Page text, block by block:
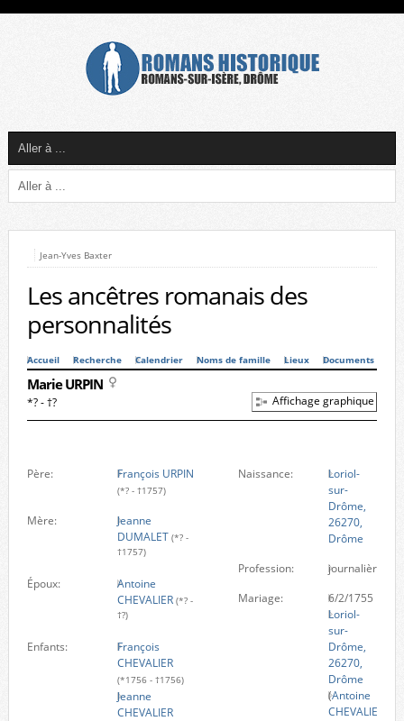
Jean-Yves Baxter
Les ancêtres romanais des
personnalités
Accueil Recherche Calendrier Noms de famille Lieux Documents
Marie URPIN
*? - †? Affichage graphique
Père: François URPIN
(*? - †1757)
Mère:
Jeanne
DUMALET (*? -
†1757)
Époux:
Antoine
CHEVALIER (*? -
†?)
Enfants:
François
CHEVALIER
(*1756 - †1756)
Jeanne
CHEVALIER
Naissance:
Loriol-
sur-
Drôme,
26270,
Drôme
Profession:
journalière
Mariage:
6/2/1755
Loriol-
sur-
Drôme,
26270,
Drôme
(Antoine
CHEVALIER